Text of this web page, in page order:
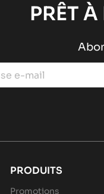
PRÊT
PRODUITS
Promotions